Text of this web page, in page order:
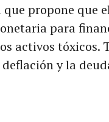
que propone que
para
activos tóxicos.
y la